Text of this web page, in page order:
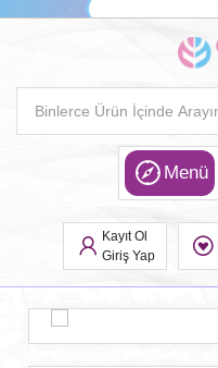
Menü
Kayıt Ol
Giriş Yap